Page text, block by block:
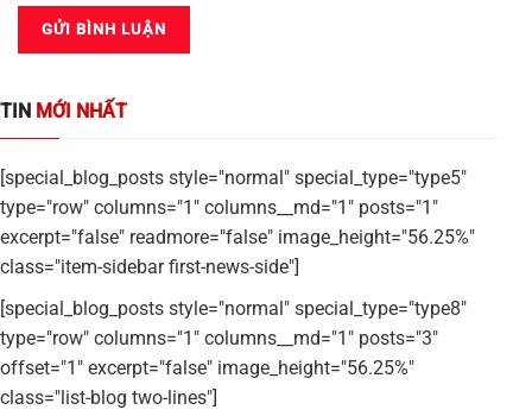
TIN MỚI NHẤT
[special_blog_posts style="normal" special_type="type5"
type="row" columns="1" columns__md="1" posts="1"
excerpt="false" readmore="false" image_height="56.25%"
class="item-sidebar first-news-side"]
[special_blog_posts style="normal" special_type="type8"
type="row" columns="1" columns__md="1" posts="3"
offset="1" excerpt="false" image_height="56.25%"
class="list-blog two-lines"]